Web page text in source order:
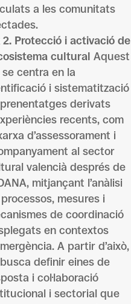
a les comunitats
2. Protecció i activació de
cultural Aquest
se centra en la
i sistematització
derivats
recents, com
d’assessorament i
al sector
valencià després de
mitjançant l’anàlisi
mesures i
de coordinació
en contextos
A partir d’això,
definir eines de
i col·laboració
i sectorial que